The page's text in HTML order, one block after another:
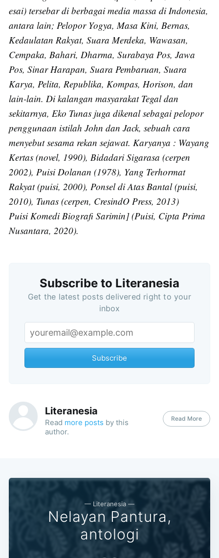
esai) tersebar di berbagai media massa di Indonesia,
antara lain; Pelopor Yogya, Masa Kini, Bernas,
Kedaulatan Rakyat, Suara Merdeka, Wawasan,
Cempaka, Bahari, Dharma, Surabaya Pos, Jawa
Pos, Sinar Harapan, Suara Pembaruan, Suara
Karya, Pelita, Republika, Kompas, Horison, dan
lain-lain. Di kalangan masyarakat Tegal dan
sekitarnya, Eko Tunas juga dikenal sebagai pelopor
penggunaan istilah John dan Jack, sebuah cara
menyebut sesama rekan sejawat. Karyanya : Wayang
Kertas (novel, 1990), Bidadari Sigarasa (cerpen
2002), Puisi Dolanan (1978), Yang Terhormat
Rakyat (puisi, 2000), Ponsel di Atas Bantal (puisi,
2010), Tunas (cerpen, CresindO Press, 2013)
Puisi Komedi Biografi Sarimin] (Puisi, Cipta Prima
Nusantara, 2020).
Subscribe to Literanesia
Get the latest posts delivered right to your
inbox
Subscribe
Literanesia
Read more posts by this
author.
Read More
— Literanesia —
Nelayan Pantura,
antologi
Subscribe